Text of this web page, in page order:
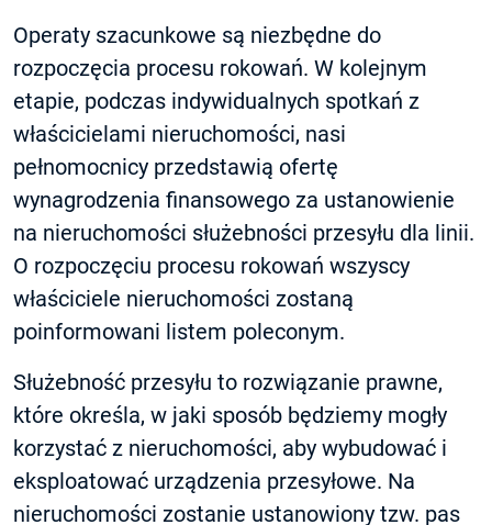
Operaty szacunkowe są niezbędne do
rozpoczęcia procesu rokowań. W kolejnym
etapie, podczas indywidualnych spotkań z
właścicielami nieruchomości, nasi
pełnomocnicy przedstawią ofertę
wynagrodzenia finansowego za ustanowienie
na nieruchomości służebności przesyłu dla linii.
O rozpoczęciu procesu rokowań wszyscy
właściciele nieruchomości zostaną
poinformowani listem poleconym.
Służebność przesyłu to rozwiązanie prawne,
które określa, w jaki sposób będziemy mogły
korzystać z nieruchomości, aby wybudować i
eksploatować urządzenia przesyłowe. Na
nieruchomości zostanie ustanowiony tzw. pas